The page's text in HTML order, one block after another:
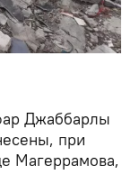
Джаббарлы
при
Магеррамова,